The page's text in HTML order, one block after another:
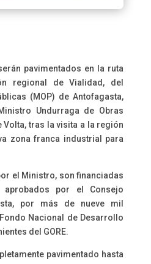
pavimentados en la ruta
regional de Vialidad, del
(MOP) de Antofagasta,
Undurraga de Obras
Volta, tras la visita a la región
zona franca industrial para
el Ministro, son financiadas
por el Consejo
por más de nueve mil
Nacional de Desarrollo
del GORE.
pavimentado hasta